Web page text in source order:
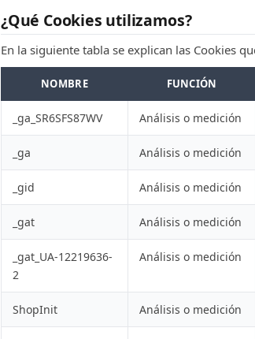
¿Qué Cookies utilizamos?
En la siguiente tabla se explican las Cookies
NOMBRE FUNCIÓN
_ga_SR6SFS87WV Análisis o medición
_ga Análisis o medición
_gid Análisis o medición
_gat Análisis o medición
_gat_UA-12219636-
2
Análisis o medición
ShopInit Análisis o medición